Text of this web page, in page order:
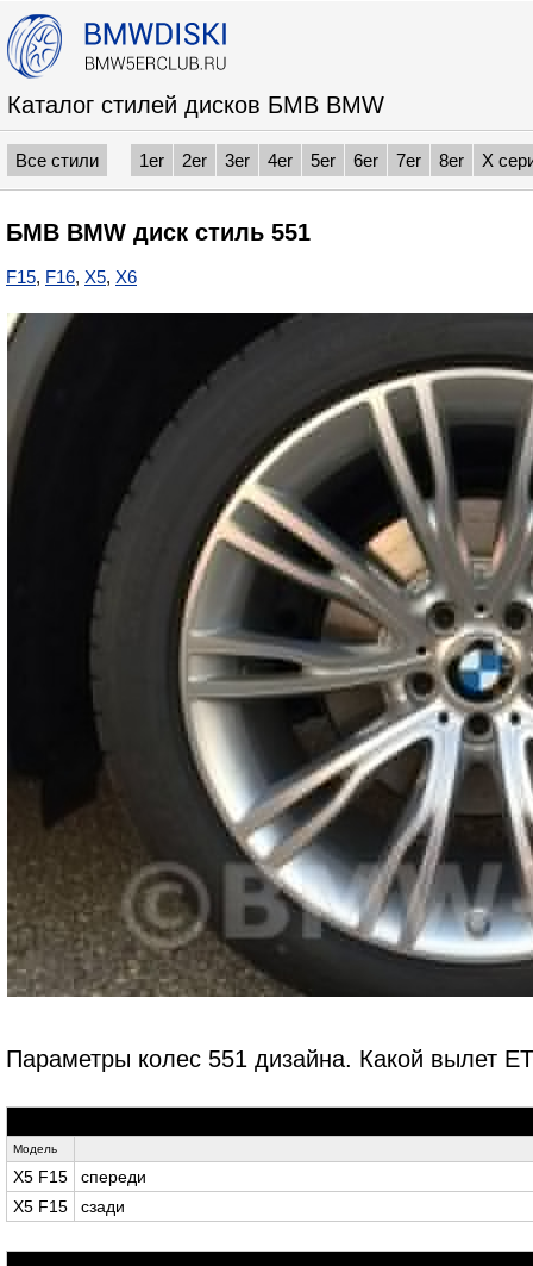
Каталог стилей дисков БМВ BMW
Все стили 1er 2er 3er 4er 5er 6er 7er 8er X
БМВ BMW диск стиль 551
F15, F16, X5, X6
Параметры колес 551 дизайна. Какой вылет
Модель
X5 F15
спереди
X5 F15
сзади